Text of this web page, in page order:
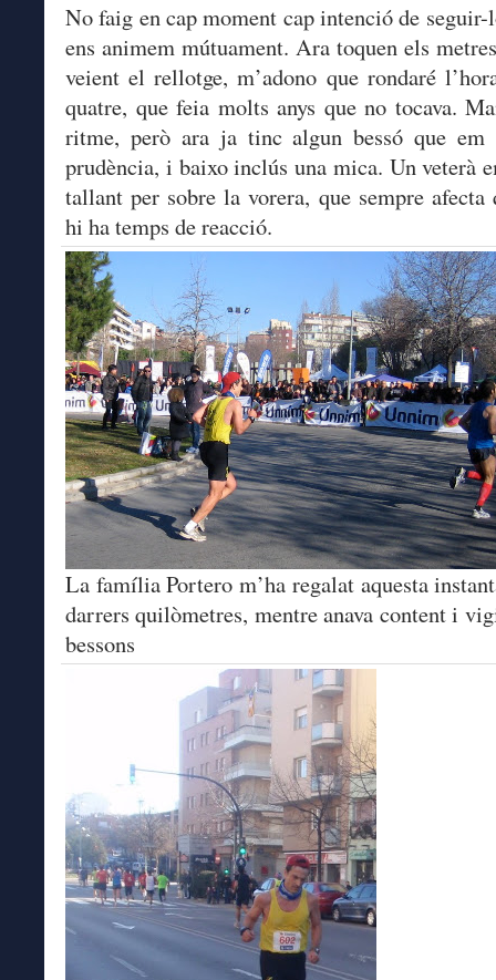
No faig en cap moment cap intenció de seguir-
ens animem mútuament. Ara toquen els
veient el rellotge, m’adono que rondaré
quatre, que feia molts anys que no tocava.
ritme, però ara ja tinc algun bessó que em
prudència, i baixo inclús una mica. Un veterà
tallant per sobre la vorera, que sempre afecta
hi ha temps de reacció.
La família Portero m’ha regalat aquesta
darrers quilòmetres, mentre anava content i
bessons